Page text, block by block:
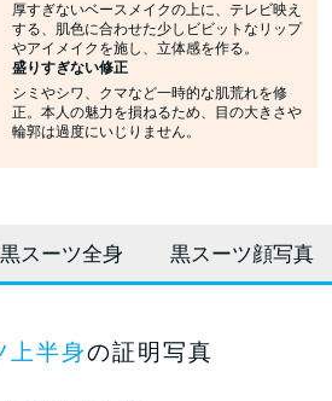
厚すぎないベースメイクの上に、テレビ映え
する、肌色に合わせた少しビビットなリップ
やアイメイクを施し、立体感を作る。
盛りすぎない修正
シミやシワ、クマなど一時的な肌荒れを修
正。本人の魅力を損ねるため、目の大きさや
輪郭は過度にいじりません。
黒スーツ全身 黒スーツ顔写真
上半身の証明写真